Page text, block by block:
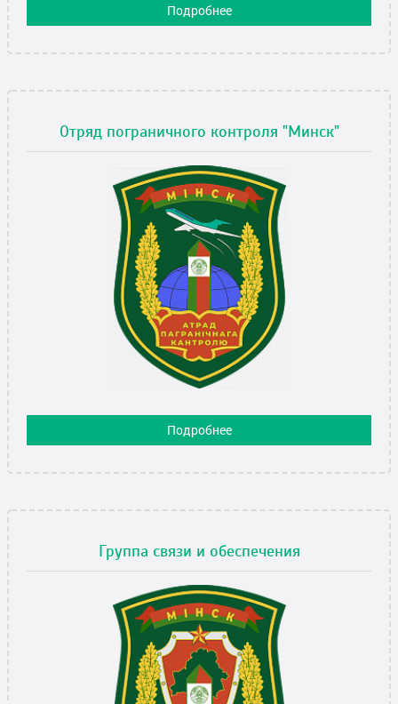
Подробнее
Отряд пограничного контроля "Минск"
Подробнее
Группа связи и обеспечения